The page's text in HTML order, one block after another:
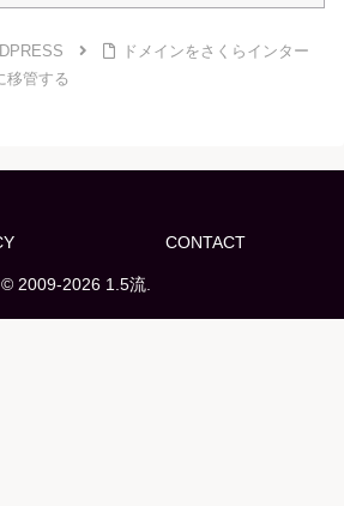
ドメインをさくらインター
移管する
CONTACT
© 2009-2026 1.5流.